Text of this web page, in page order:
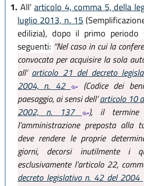
1. All’articolo 4, comma 5, della
luglio 2013, n. 15
edilizia), dopo il primo
seguenti: “Nel caso in cui la
convocata per acquisire la sola
all’ articolo 21 del decreto
2004, n. 42
(Codice dei
paesaggio, ai sensi dell’articolo 10
2002, n. 137
), il termine
l’amministrazione preposta alla
deve rendere le proprie
giorni, decorsi inutilmente i
esclusivamente l’articolo 22,
decreto legislativo n. 42 del 2004